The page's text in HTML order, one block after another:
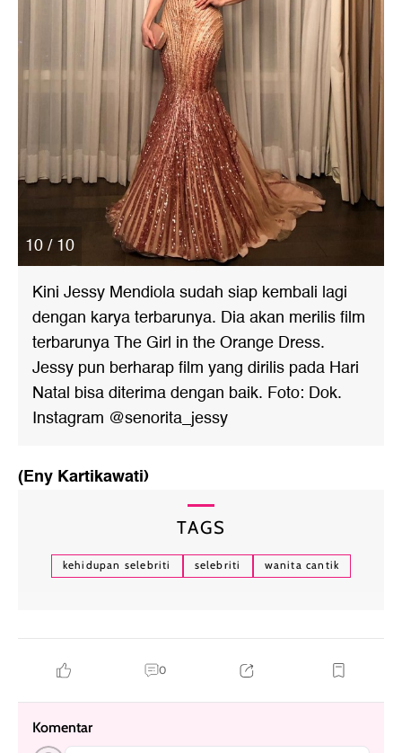
10 / 10
Kini Jessy Mendiola sudah siap kembali lagi
dengan karya terbarunya. Dia akan merilis film
terbarunya The Girl in the Orange Dress.
Jessy pun berharap film yang dirilis pada Hari
Natal bisa diterima dengan baik. Foto: Dok.
Instagram @senorita_jessy
(Eny Kartikawati)
TAGS
kehidupan selebriti selebriti wanita cantik
0
Komentar